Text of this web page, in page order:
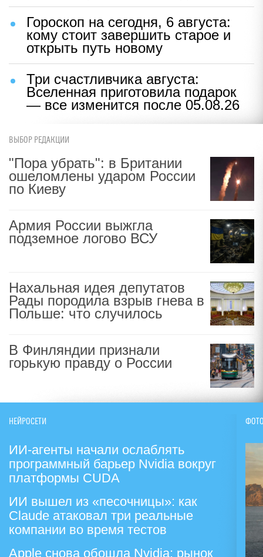
Гороскоп на сегодня, 6 августа:
кому стоит завершить старое и
открыть путь новому
Три счастливчика августа:
Вселенная приготовила подарок
— все изменится после 05.08.26
ВЫБОР РЕДАКЦИИ
"Пора убрать": в Британии
ошеломлены ударом России
по Киеву
Армия России выжгла
подземное логово ВСУ
Нахальная идея депутатов
Рады породила взрыв гнева в
Польше: что случилось
В Финляндии признали
горькую правду о России
НЕЙРОСЕТИ
ИИ-агенты начали ослаблять
программный барьер Nvidia вокруг
платформы CUDA
ИИ вышел из «песочницы»: как
Claude атаковал три реальные
компании во время тестов
Apple снова обошла Nvidia: рынок